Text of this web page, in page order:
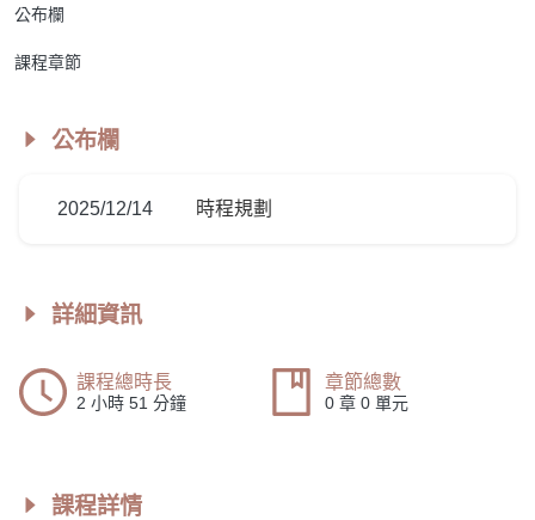
公布欄
課程章節
公布欄
2025/12/14 時程規劃
詳細資訊
課程總時長
2 小時 51 分鐘
章節總數
0 章 0 單元
課程詳情